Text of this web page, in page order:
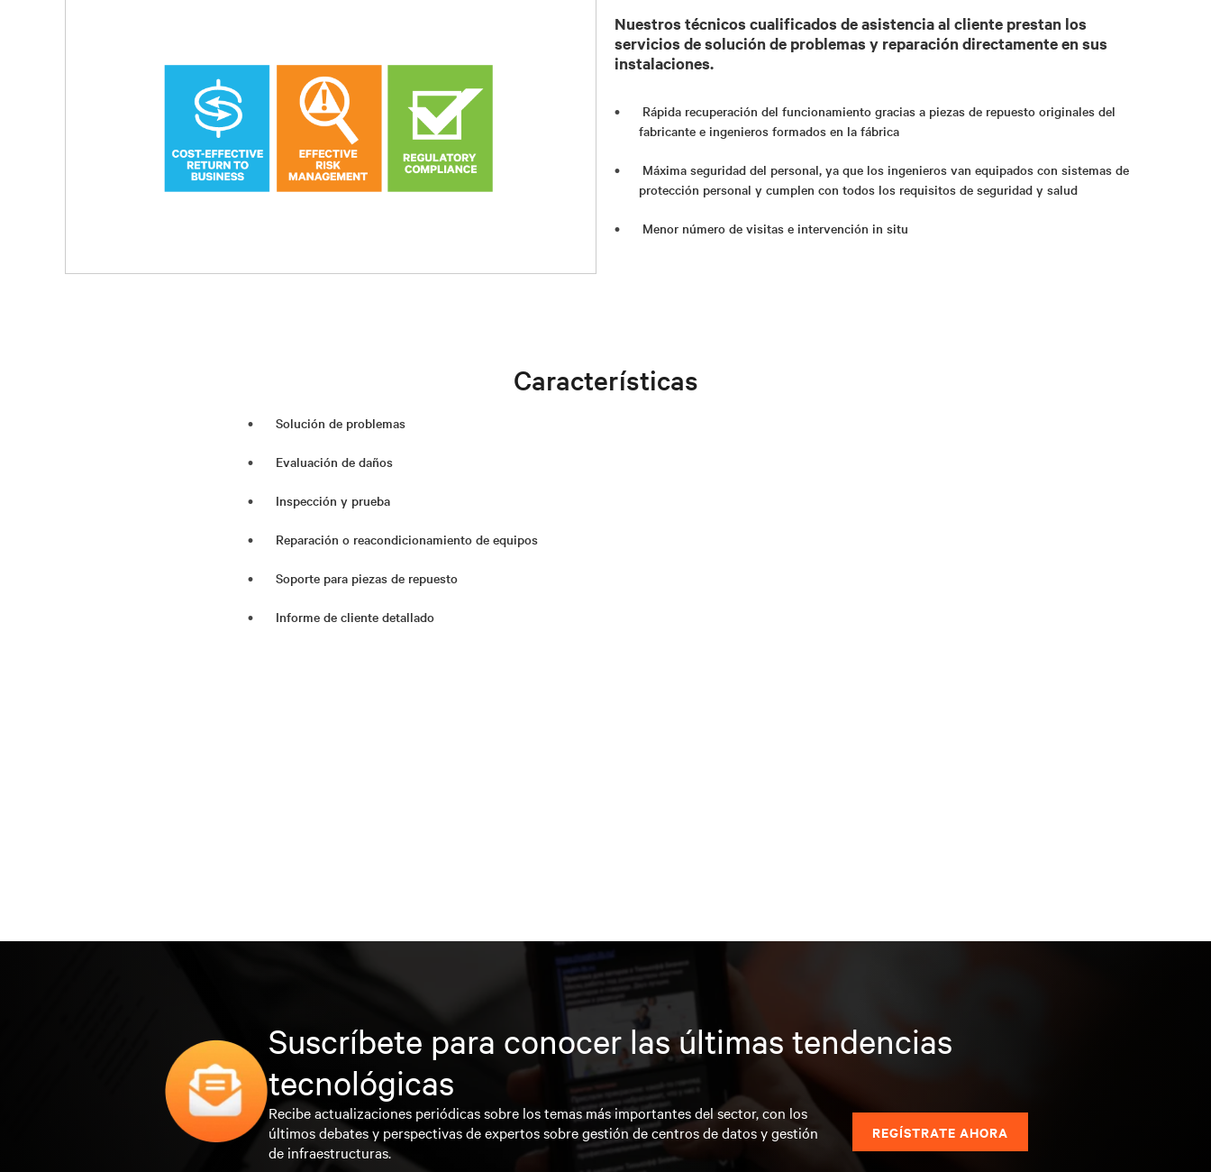
Nuestros técnicos cualificados de asistencia al cliente prestan los
servicios de solución de problemas y reparación directamente en sus
instalaciones.
Rápida recuperación del funcionamiento gracias a piezas de repuesto originales del
fabricante e ingenieros formados en la fábrica
Máxima seguridad del personal, ya que los ingenieros van equipados con sistemas de
protección personal y cumplen con todos los requisitos de seguridad y salud
Menor número de visitas e intervención in situ
Características
Solución de problemas
Evaluación de daños
Inspección y prueba
Reparación o reacondicionamiento de equipos
Soporte para piezas de repuesto
Informe de cliente detallado
Suscríbete para conocer las últimas tendencias
tecnológicas
Recibe actualizaciones periódicas sobre los temas más importantes del sector, con los
últimos debates y perspectivas de expertos sobre gestión de centros de datos y gestión
de infraestructuras.
REGÍSTRATE AHORA